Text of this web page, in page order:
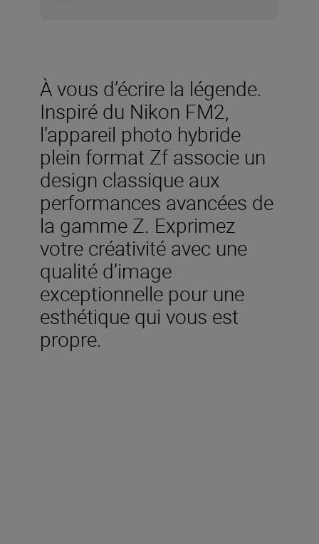
À vous d’écrire la légende.
Inspiré du Nikon FM2,
l’appareil photo hybride
plein format Zf associe un
design classique aux
performances avancées de
la gamme Z. Exprimez
votre créativité avec une
qualité d’image
exceptionnelle pour une
esthétique qui vous est
propre.